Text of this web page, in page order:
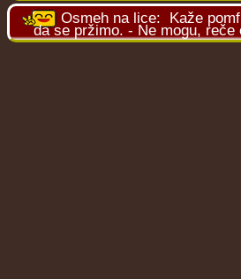
Osmeh na lice: Kaže
da se pržimo. - Ne mogu, reče